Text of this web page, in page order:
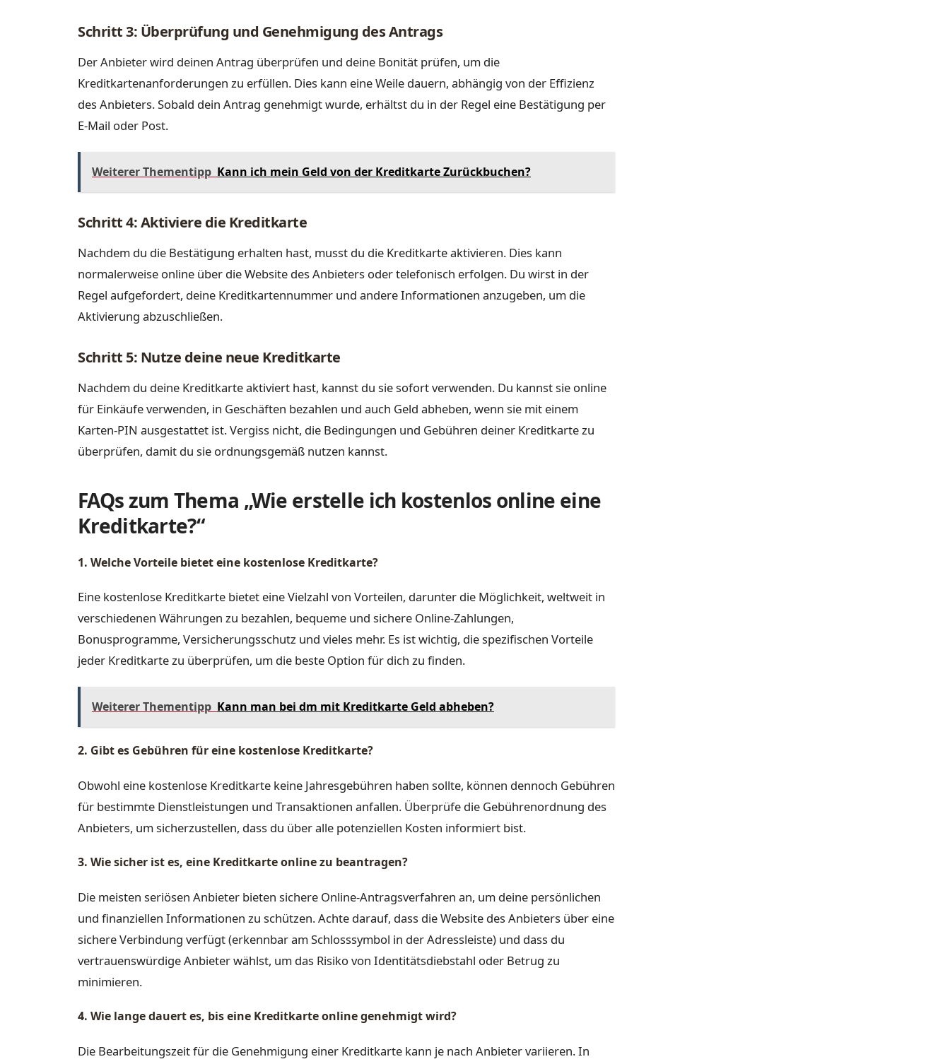
Schritt 3: Überprüfung und Genehmigung des Antrags
Der Anbieter wird deinen Antrag überprüfen und deine Bonität prüfen, um die
Kreditkartenanforderungen zu erfüllen. Dies kann eine Weile dauern, abhängig von der Effizienz
des Anbieters. Sobald dein Antrag genehmigt wurde, erhältst du in der Regel eine Bestätigung per
E-Mail oder Post.
Weiterer Thementipp Kann ich mein Geld von der Kreditkarte Zurückbuchen?
Schritt 4: Aktiviere die Kreditkarte
Nachdem du die Bestätigung erhalten hast, musst du die Kreditkarte aktivieren. Dies kann
normalerweise online über die Website des Anbieters oder telefonisch erfolgen. Du wirst in der
Regel aufgefordert, deine Kreditkartennummer und andere Informationen anzugeben, um die
Aktivierung abzuschließen.
Schritt 5: Nutze deine neue Kreditkarte
Nachdem du deine Kreditkarte aktiviert hast, kannst du sie sofort verwenden. Du kannst sie online
für Einkäufe verwenden, in Geschäften bezahlen und auch Geld abheben, wenn sie mit einem
Karten-PIN ausgestattet ist. Vergiss nicht, die Bedingungen und Gebühren deiner Kreditkarte zu
überprüfen, damit du sie ordnungsgemäß nutzen kannst.
FAQs zum Thema „Wie erstelle ich kostenlos online eine
Kreditkarte?“
1. Welche Vorteile bietet eine kostenlose Kreditkarte?
Eine kostenlose Kreditkarte bietet eine Vielzahl von Vorteilen, darunter die Möglichkeit, weltweit in
verschiedenen Währungen zu bezahlen, bequeme und sichere Online-Zahlungen,
Bonusprogramme, Versicherungsschutz und vieles mehr. Es ist wichtig, die spezifischen Vorteile
jeder Kreditkarte zu überprüfen, um die beste Option für dich zu finden.
Weiterer Thementipp Kann man bei dm mit Kreditkarte Geld abheben?
2. Gibt es Gebühren für eine kostenlose Kreditkarte?
Obwohl eine kostenlose Kreditkarte keine Jahresgebühren haben sollte, können dennoch Gebühren
für bestimmte Dienstleistungen und Transaktionen anfallen. Überprüfe die Gebührenordnung des
Anbieters, um sicherzustellen, dass du über alle potenziellen Kosten informiert bist.
3. Wie sicher ist es, eine Kreditkarte online zu beantragen?
Die meisten seriösen Anbieter bieten sichere Online-Antragsverfahren an, um deine persönlichen
und finanziellen Informationen zu schützen. Achte darauf, dass die Website des Anbieters über eine
sichere Verbindung verfügt (erkennbar am Schlosssymbol in der Adressleiste) und dass du
vertrauenswürdige Anbieter wählst, um das Risiko von Identitätsdiebstahl oder Betrug zu
minimieren.
4. Wie lange dauert es, bis eine Kreditkarte online genehmigt wird?
Die Bearbeitungszeit für die Genehmigung einer Kreditkarte kann je nach Anbieter variieren. In